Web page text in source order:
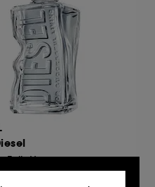
Toilette